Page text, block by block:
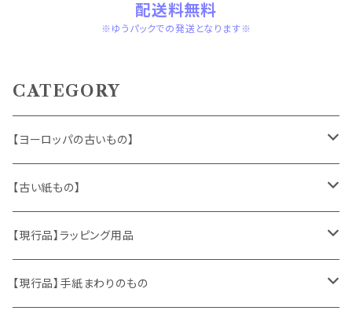
配送料無料
※ゆうパックでの発送となります※
CATEGORY
【ヨーロッパの古いもの】
ヴィンテージアクセサリー
おもちゃ、ぬいぐるみ
くま、テディベア
ヴィンテージファブリック
【古い紙もの】
切手、FDC
ポストカード、カレンダー
【現行品】ラッピング用品
伝票、タグ、シール
【現行品】手紙まわりのもの